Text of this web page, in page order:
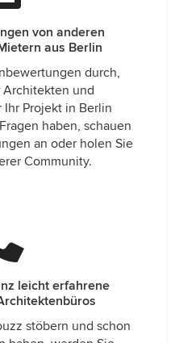
von anderen
aus Berlin
durch,
Architekten und
Projekt in Berlin
haben, schauen
an oder holen Sie
Community.
leicht erfahrene
stöbern und schon